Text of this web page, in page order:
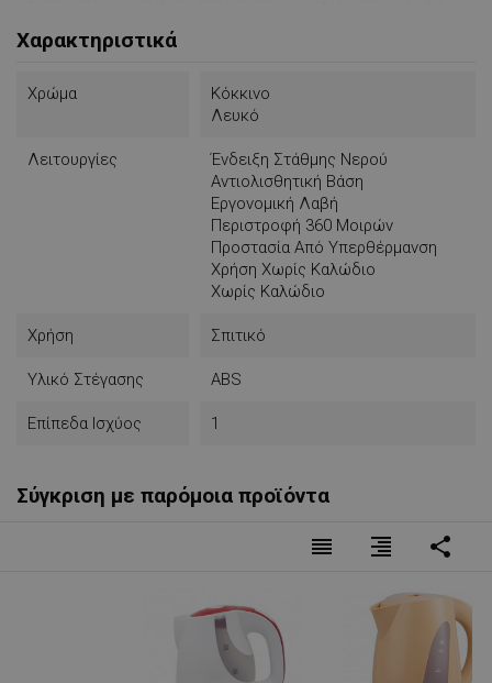
- Διαφανής κλίμακα για τη στάθμη του νερού
- Αυτόματη απενεργοποίηση όταν βράζει νερό
- Κουμπί On / Off
Χαρακτηριστικά
Χρώμα
Κόκκινο
Λευκό
Λειτουργίες
Ένδειξη Στάθμης Νερού
Αντιολισθητική Βάση
Εργονομική Λαβή
Περιστροφή 360 Μοιρών
Προστασία Από Υπερθέρμανση
Χρήση Χωρίς Καλώδιο
Χωρίς Καλώδιο
Χρήση Σπιτικό
Υλικό Στέγασης ABS
Επίπεδα Ισχύος 1
Σύγκριση με παρόμοια προϊόντα
reorder format_align_right share